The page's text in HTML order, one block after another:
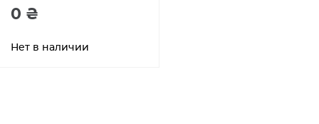
0 ₴
Нет в наличии